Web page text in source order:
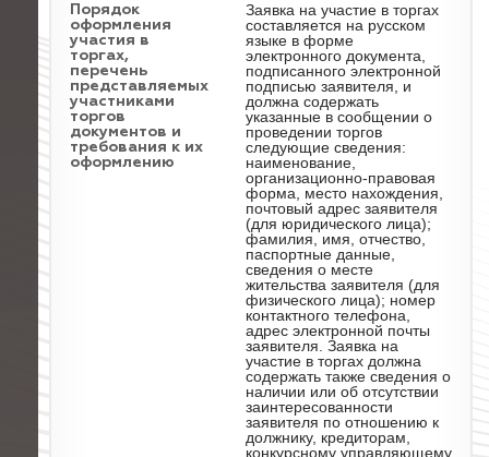
Порядок
оформления
участия в
торгах,
перечень
представляемых
участниками
торгов
документов и
требования к их
оформлению
Заявка на участие в торгах
составляется на русском
языке в форме
электронного документа,
подписанного электронной
подписью заявителя, и
должна содержать
указанные в сообщении о
проведении торгов
следующие сведения:
наименование,
организационно-правовая
форма, место нахождения,
почтовый адрес заявителя
(для юридического лица);
фамилия, имя, отчество,
паспортные данные,
сведения о месте
жительства заявителя (для
физического лица); номер
контактного телефона,
адрес электронной почты
заявителя. Заявка на
участие в торгах должна
содержать также сведения о
наличии или об отсутствии
заинтересованности
заявителя по отношению к
должнику, кредиторам,
конкурсному управляющему